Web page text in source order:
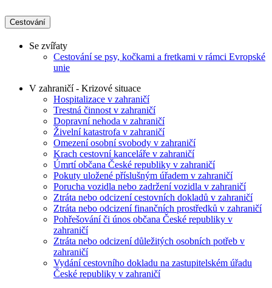
Cestování
Se zvířaty
Cestování se psy, kočkami a fretkami v rámci Evropské
unie
V zahraničí - Krizové situace
Hospitalizace v zahraničí
Trestná činnost v zahraničí
Dopravní nehoda v zahraničí
Živelní katastrofa v zahraničí
Omezení osobní svobody v zahraničí
Krach cestovní kanceláře v zahraničí
Úmrtí občana České republiky v zahraničí
Pokuty uložené příslušným úřadem v zahraničí
Porucha vozidla nebo zadržení vozidla v zahraničí
Ztráta nebo odcizení cestovních dokladů v zahraničí
Ztráta nebo odcizení finančních prostředků v zahraničí
Pohřešování či únos občana České republiky v
zahraničí
Ztráta nebo odcizení důležitých osobních potřeb v
zahraničí
Vydání cestovního dokladu na zastupitelském úřadu
České republiky v zahraničí